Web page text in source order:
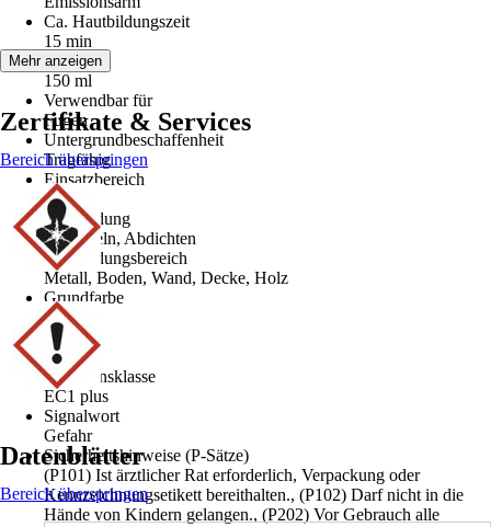
Ca. Hautbildungszeit
15 min
Inhalt
150 ml
Verwendbar für
Fugen
Untergrundbeschaffenheit
Tragfähig
Einsatzbereich
Innen
Anwendung
Versiegeln, Abdichten
Anwendungsbereich
Metall, Boden, Wand, Decke, Holz
Grundfarbe
Beige
Farbton
Beige
Emissionsklasse
EC1 plus
Signalwort
Gefahr
Sicherheitshinweise (P-Sätze)
(P101) Ist ärztlicher Rat erforderlich, Verpackung oder
Kennzeichnungsetikett bereithalten., (P102) Darf nicht in die
Hände von Kindern gelangen., (P202) Vor Gebrauch alle
Mehr anzeigen
Zertifikate & Services
Bereich überspringen
Datenblätter
Bereich überspringen